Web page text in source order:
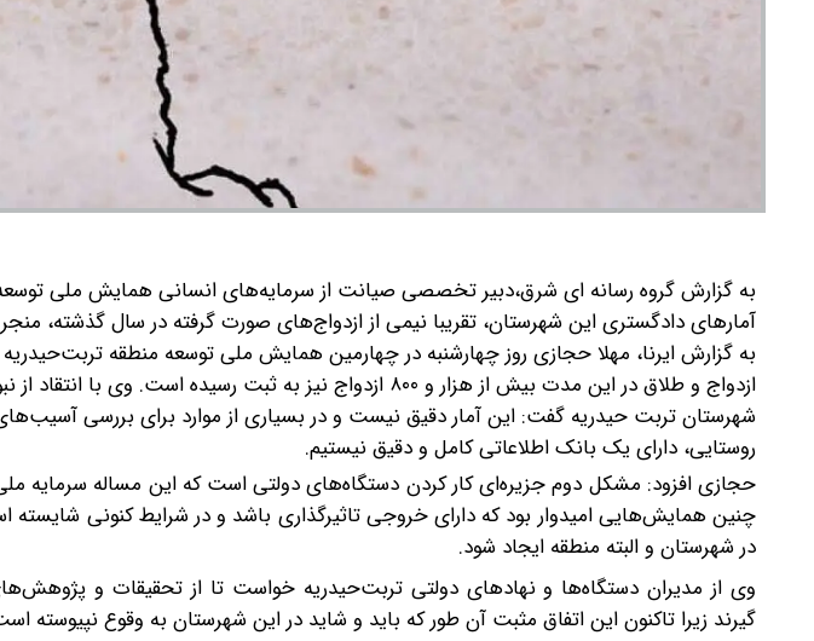
به گزارش گروه رسانه ای شرق،دبیر تخصصی صیانت از سرمایه‌های انسانی همایش ملی
آمارهای دادگستری این شهرستان، تقریبا نیمی از ازدواج‌های صورت گرفته در سال گذشته،
به گزارش ایرنا، مهلا حجازی روز چهارشنبه در چهارمین همایش ملی توسعه منطقه تربت‌حیدریه
ازدواج و طلاق در این مدت بیش از هزار و ۸۰۰ ازدواج نیز به ثبت رسیده‌ است.
وی با انتقاد از
شهرستان تربت حیدریه گفت: این آمار دقیق نیست و در بسیاری از موارد برای بررسی
روستایی، دارای یک بانک اطلاعاتی کامل و دقیق نیستیم.
حجازی افزود: مشکل دوم جزیره‌ای کار کردن دستگاه‌های دولتی است که این مساله سرمایه
چنین همایش‌هایی امیدوار بود که دارای خروجی تاثیرگذاری باشد و در شرایط کنونی
در شهرستان و البته منطقه ایجاد شود.
وی از مدیران دستگاه‌ها و نهادهای دولتی تربت‌حیدریه خواست تا از تحقیقات و
گیرند زیرا تاکنون این اتفاق مثبت آن طور که باید و شاید در این شهرستان به وقوع نپیوسته‌